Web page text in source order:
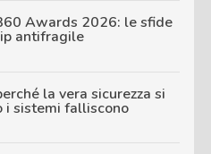
Awards 2026: le sfide
antifragile
la vera sicurezza si
i sistemi falliscono